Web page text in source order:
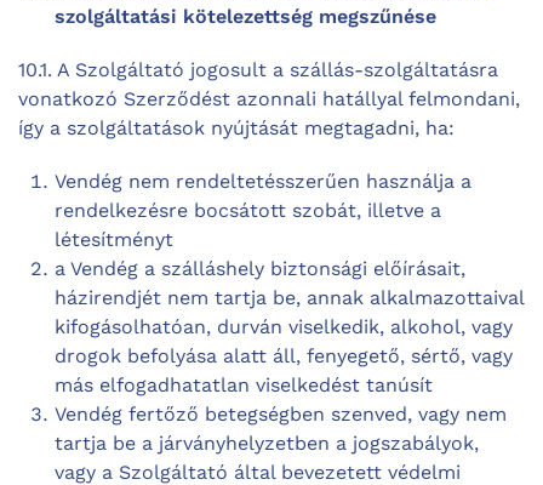
szolgáltatási kötelezettség megszűnése
10.1. A Szolgáltató jogosult a szállás-szolgáltatásra
vonatkozó Szerződést azonnali hatállyal felmondani,
így a szolgáltatások nyújtását megtagadni, ha:
Vendég nem rendeltetésszerűen használja a
rendelkezésre bocsátott szobát, illetve a
létesítményt
a Vendég a szálláshely biztonsági előírásait,
házirendjét nem tartja be, annak alkalmazottaival
kifogásolhatóan, durván viselkedik, alkohol, vagy
drogok befolyása alatt áll, fenyegető, sértő, vagy
más elfogadhatatlan viselkedést tanúsít
Vendég fertőző betegségben szenved, vagy nem
tartja be a járványhelyzetben a jogszabályok,
vagy a Szolgáltató által bevezetett védelmi